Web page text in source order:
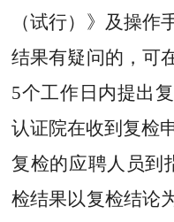
（试行）》及操作
结果有疑问的，可
5个工作日内提出
认证院在收到复检
复检的应聘人员到
检结果以复检结论